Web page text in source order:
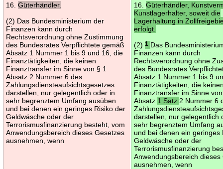
16.Güterhändler.
(2) Das Bundesministerium der
Finanzen kann durch
Rechtsverordnung ohne Zustimmung
des Bundesrates Verpflichtete gemäß
Absatz 1 Nummer 1 bis 9 und 16, die
Finanztätigkeiten, die keinen
Finanztransfer im Sinne von § 1
Absatz 2 Nummer 6 des
Zahlungsdiensteaufsichtsgesetzes
darstellen, nur gelegentlich oder in
sehr begrenztem Umfang ausüben
und bei denen ein geringes Risiko der
Geldwäsche oder der
Terrorismusfinanzierung besteht, vom
Anwendungsbereich dieses Gesetzes
ausnehmen, wenn
16.Güterhändler,
Kunstlagerhalter, soweit die
Lagerhaltung in
erfolgt.
(2)1 Das
Finanzen kann durch
Rechtsverordnung ohne
des Bundesrates
Absatz 1 Nummer 1 bis 9
Finanztätigkeiten, die
Finanztransfer im Sinne
Absatz 1 Satz 2 Nummer 6
darstellen, nur gelegentlich
sehr begrenztem Umfang
und bei denen ein geringes
Geldwäsche oder der
Terrorismusfinanzierung
Anwendungsbereich dieses
ausnehmen, wenn